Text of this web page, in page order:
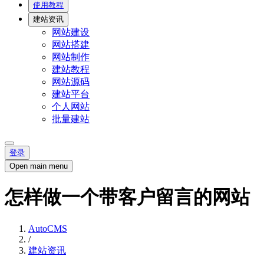
使用教程
建站资讯
网站建设
网站搭建
网站制作
建站教程
网站源码
建站平台
个人网站
批量建站
登录
Open main menu
怎样做一个带客户留言的网站
AutoCMS
/
建站资讯